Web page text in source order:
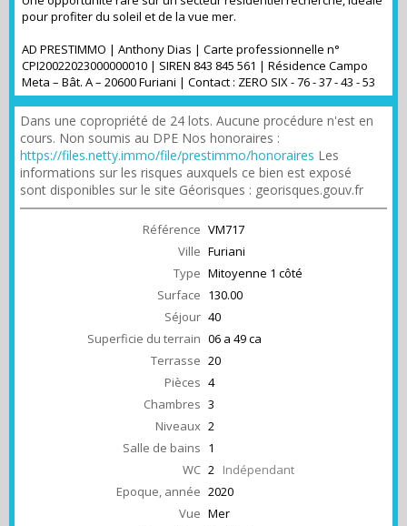
pour profiter du soleil et de la vue mer.
AD PRESTIMMO | Anthony Dias | Carte professionnelle n°
CPI20022023000000010 | SIREN 843 845 561 | Résidence Campo
Meta – Bât. A – 20600 Furiani | Contact : ZERO SIX - 76 - 37 - 43 - 53
Dans une copropriété de 24 lots. Aucune procédure n'est en
cours. Non soumis au DPE Nos honoraires :
https://files.netty.immo/file/prestimmo/honoraires Les
informations sur les risques auxquels ce bien est exposé
sont disponibles sur le site Géorisques : georisques.gouv.fr
Référence VM717
Ville Furiani
Type Mitoyenne 1 côté
Surface 130.00
Séjour 40
Superficie du terrain 06 a 49 ca
Terrasse 20
Pièces 4
Chambres 3
Niveaux 2
Salle de bains 1
WC 2 Indépendant
Epoque, année 2020
Vue Mer